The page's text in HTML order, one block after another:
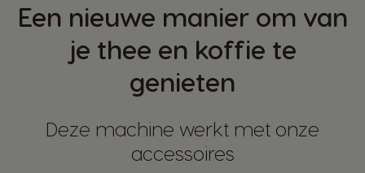
Een nieuwe manier om van
je thee en koffie te
genieten
Deze machine werkt met onze
accessoires